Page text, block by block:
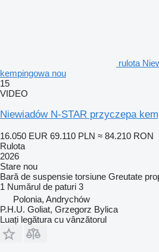
rulota
kempingowa nou
15
VIDEO
Niewiadów N-STAR przyczepa
16.050 EUR 69.110 PLN ≈ 84.210 RON
Rulota
2026
Stare nou
Bară de suspensie torsiune Greutate
1 Numărul de paturi 3
Polonia, Andrychów
P.H.U. Goliat, Grzegorz Bylica
Luați legătura cu vânzătorul